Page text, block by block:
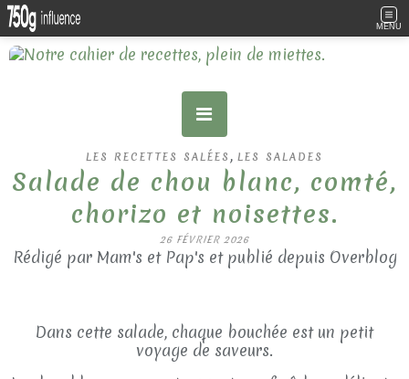
MENU
LES RECETTES SALÉES , LES SALADES
Salade de chou blanc, comté,
chorizo et noisettes.
26 FÉVRIER 2026
Rédigé par Mam's et Pap's et publié depuis Overblog
Dans cette salade, chaque bouchée est un petit
voyage de saveurs.